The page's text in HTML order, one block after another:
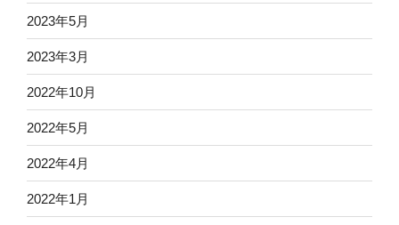
2023年5月
2023年3月
2022年10月
2022年5月
2022年4月
2022年1月